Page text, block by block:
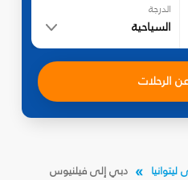
الدرجة
السياحية
الرحلات
ليتوانيا دبي إلى فيلنيوس